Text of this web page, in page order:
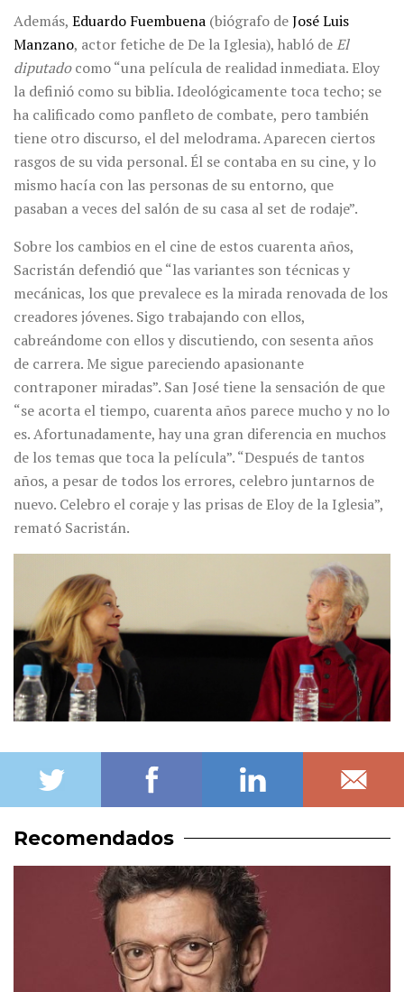
Además, Eduardo Fuembuena (biógrafo deJosé Luis
Manzano, actor fetiche de De la Iglesia), habló deEl
diputadocomo “una película de realidad inmediata. Eloy
la definió como su biblia. Ideológicamente toca techo; se
ha calificado como panfleto de combate, pero también
tiene otro discurso, el del melodrama. Aparecen ciertos
rasgos de su vida personal. Él se contaba en su cine, y lo
mismo hacía con las personas de su entorno, que
pasaban a veces del salón de su casa al set de rodaje”.
Sobre los cambios en el cine de estos cuarenta años,
Sacristán defendió que “las variantes son técnicas y
mecánicas, los que prevalece es la mirada renovada de los
creadores jóvenes. Sigo trabajando con ellos,
cabreándome con ellos y discutiendo, con sesenta años
de carrera. Me sigue pareciendo apasionante
contraponer miradas”. San José tiene la sensación de que
“se acorta el tiempo, cuarenta años parece mucho y no lo
es. Afortunadamente, hay una gran diferencia en muchos
de los temas que toca la película”. “Después de tantos
años, a pesar de todos los errores, celebro juntarnos de
nuevo. Celebro el coraje y las prisas de Eloy de la Iglesia”,
remató Sacristán.
Recomendados